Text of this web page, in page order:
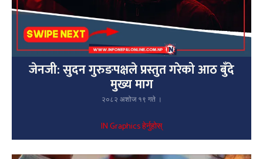
जेनजी: सुदन गुरुङपक्षले प्रस्तुत गरेको आठ बुँदे
मुख्य माग
२०८२ अशोज १९ गते ।
IN Graphics हेर्नुहोस्